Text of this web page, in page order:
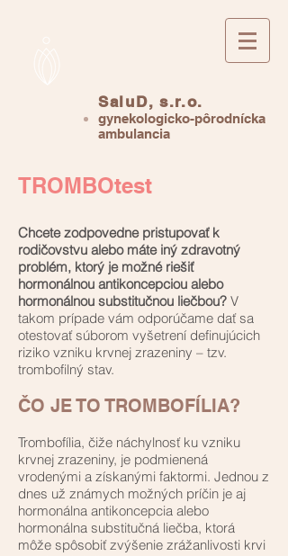
SaluD, s.r.o.
gynekologicko-pôrodnícka
ambulancia
TROMBOtest
Chcete zodpovedne pristupovať k
rodičovstvu alebo máte iný zdravotný
problém, ktorý je možné riešiť
hormonálnou antikoncepciou alebo
hormonálnou substitučnou liečbou? V
takom prípade vám odporúčame dať sa
otestovať súborom vyšetrení definujúcich
riziko vzniku krvnej zrazeniny – tzv.
trombofilný stav.
ČO JE TO TROMBOFÍLIA?
Trombofília, čiže náchylnosť ku vzniku
krvnej zrazeniny, je podmienená
vrodenými a získanými faktormi. Jednou z
dnes už známych možných príčin je aj
hormonálna antikoncepcia alebo
hormonálna substitučná liečba, ktorá
môže spôsobiť zvýšenie zrážanlivosti krvi